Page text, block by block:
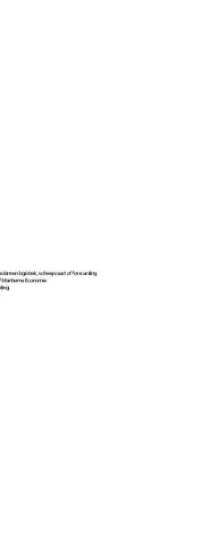
binnen logistiek, scheepvaart of forwarding.
Maritieme Economie.